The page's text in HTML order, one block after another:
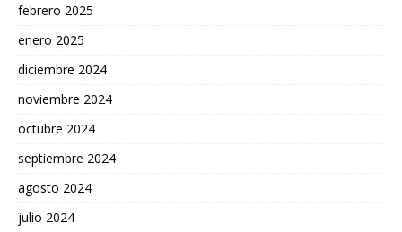
febrero 2025
enero 2025
diciembre 2024
noviembre 2024
octubre 2024
septiembre 2024
agosto 2024
julio 2024